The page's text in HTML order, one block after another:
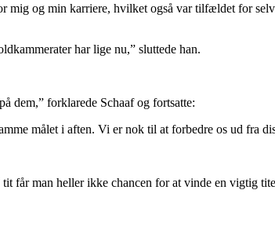
mig og min karriere, hvilket også var tilfældet for
har lige nu,” sluttede han.
dem,” forklarede Schaaf og fortsatte:
målet i aften. Vi er nok til at forbedre os ud fra
får man heller ikke chancen for at vinde en vigtig